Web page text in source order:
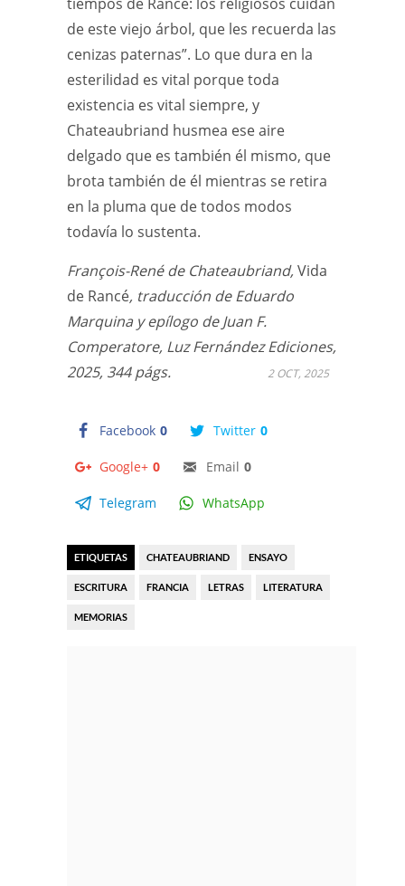
de este viejo árbol, que les recuerda las
cenizas paternas”. Lo que dura en la
esterilidad es vital porque toda
existencia es vital siempre, y
Chateaubriand husmea ese aire
delgado que es también él mismo, que
brota también de él mientras se retira
en la pluma que de todos modos
todavía lo sustenta.
François-René de Chateaubriand, Vida
de Rancé, traducción de Eduardo
Marquina y epílogo de Juan F.
Comperatore, Luz Fernández Ediciones,
2025, 344 págs.
Facebook 0 Twitter 0
Google+ 0 Email 0
Telegram WhatsApp
2 OCT, 2025
ETIQUETAS CHATEAUBRIAND ENSAYO
ESCRITURA FRANCIA LETRAS LITERATURA
MEMORIAS